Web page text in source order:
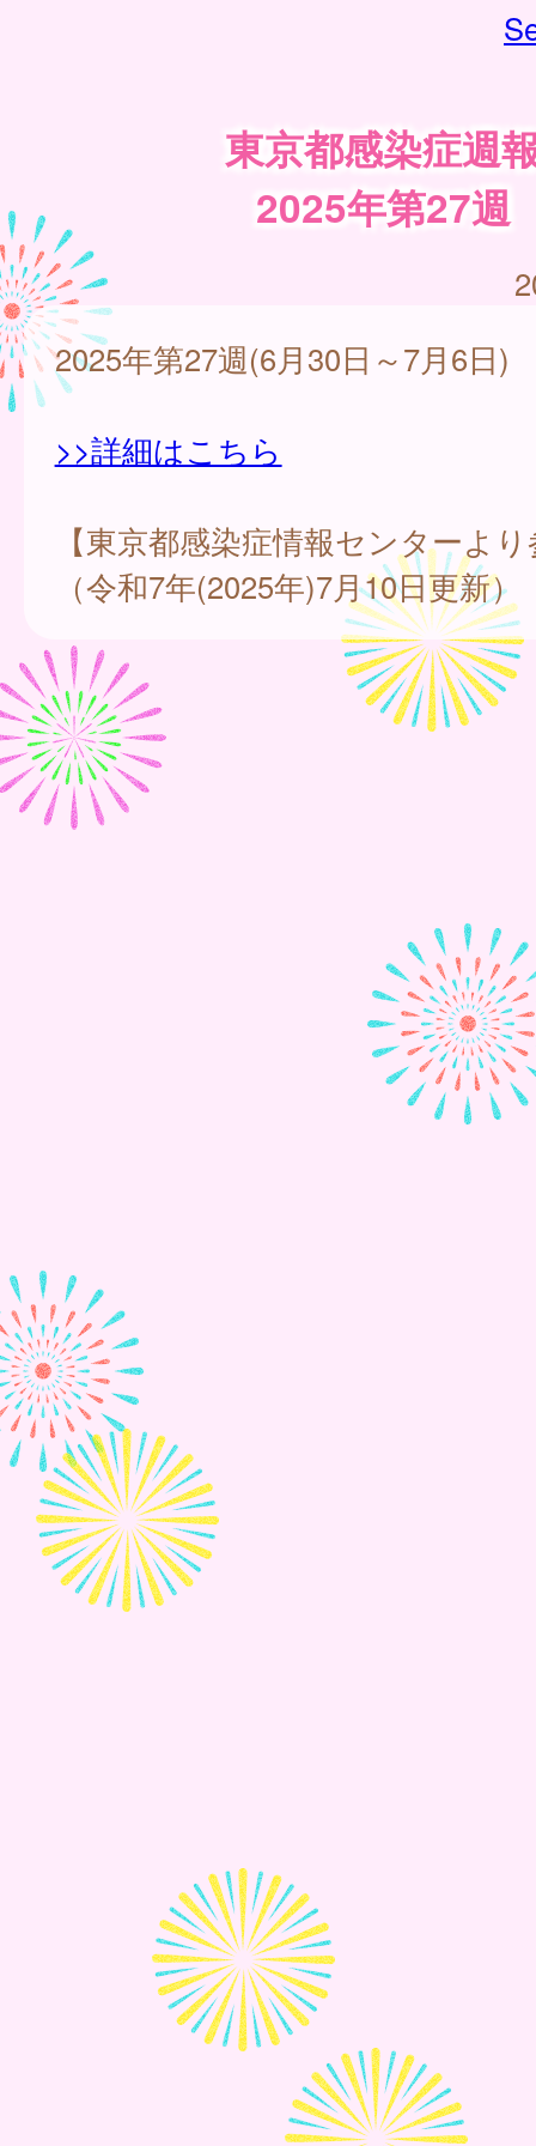
東京都感染症週
2025年第27週
2025年第27週(6月30日～7月6日)
>>詳細はこちら
【東京都感染症情報センターよ
（令和7年(2025年)7月10日更新）